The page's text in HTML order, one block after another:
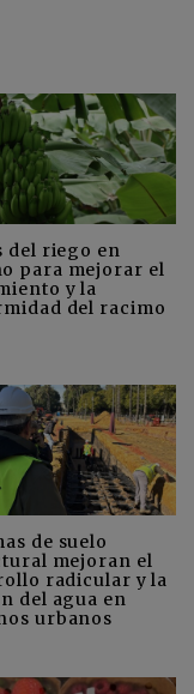
del riego en
para mejorar el
y la
del racimo
de suelo
mejoran el
radicular y la
del agua en
urbanos